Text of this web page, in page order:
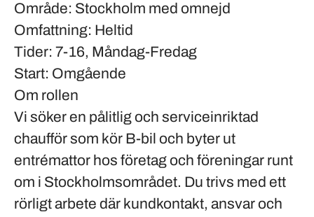
Område: Stockholm med omnejd
Omfattning: Heltid
Tider: 7-16, Måndag-Fredag
Start: Omgående
Om rollen
Vi söker en pålitlig och serviceinriktad
chaufför som kör B-bil och byter ut
entrémattor hos företag och föreningar runt
om i Stockholmsområdet. Du trivs med ett
rörligt arbete där kundkontakt, ansvar och